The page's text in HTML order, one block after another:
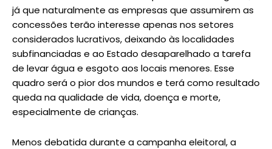
já que naturalmente as empresas que assumirem as
concessões terão interesse apenas nos setores
considerados lucrativos, deixando às localidades
subfinanciadas e ao Estado desaparelhado a tarefa
de levar água e esgoto aos locais menores. Esse
quadro será o pior dos mundos e terá como resultado
queda na qualidade de vida, doença e morte,
especialmente de crianças.
Menos debatida durante a campanha eleitoral, a